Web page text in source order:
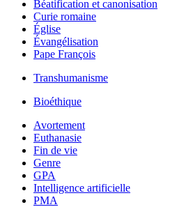
Béatification et canonisation
Curie romaine
Église
Évangélisation
Pape François
Transhumanisme
Bioéthique
Avortement
Euthanasie
Fin de vie
Genre
GPA
Intelligence artificielle
PMA